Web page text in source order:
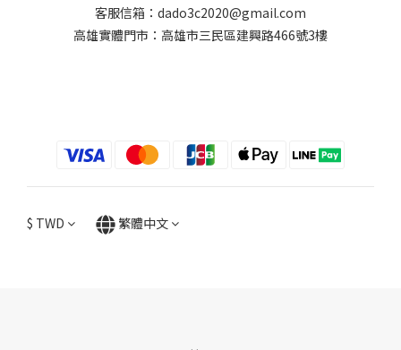
客服信箱：dado3c2020@gmail.com
高雄實體門市：高雄市三民區建興路466號3樓
$ TWD 繁體中文